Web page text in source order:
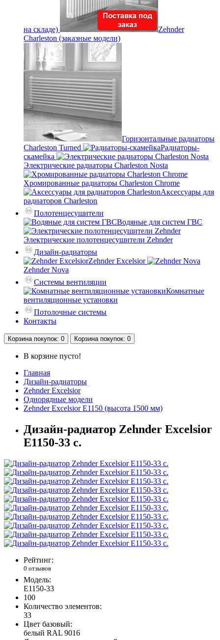
на складе)
Zehnder
Charleston (заказные модели)
Горизонтальные радиаторы
Charleston Turned
Радиаторы-
скамейка
Электрические радиаторы Charleston Nosta
Хромированные радиаторы Charleston Chrome
Аксессуары для
радиаторов Charleston
Полотенцесушители
Водяные для систем ГВС
Электрические полотенцесушители Zehnder
Дизайн-радиаторы
Zehnder Excelsior
Zehnder Nova
Системы вентиляции
Комнатные
вентиляционные установки
Потолочные системы
Контакты
Корзинапокупок: 0 Корзинапокупок: 0
В корзине пусто!
Главная
Дизайн-радиаторы
Zehnder Excelsior
Однорядные модели
Zehnder Excelsior E1150 (высота 1500 мм)
Дизайн-радиатор Zehnder Excelsior
E1150-33 с.
Рейтинг:
0 отзывов
Модель:
E1150-33
100
Количество элементов:
33
Цвет базовый:
белый RAL 9016